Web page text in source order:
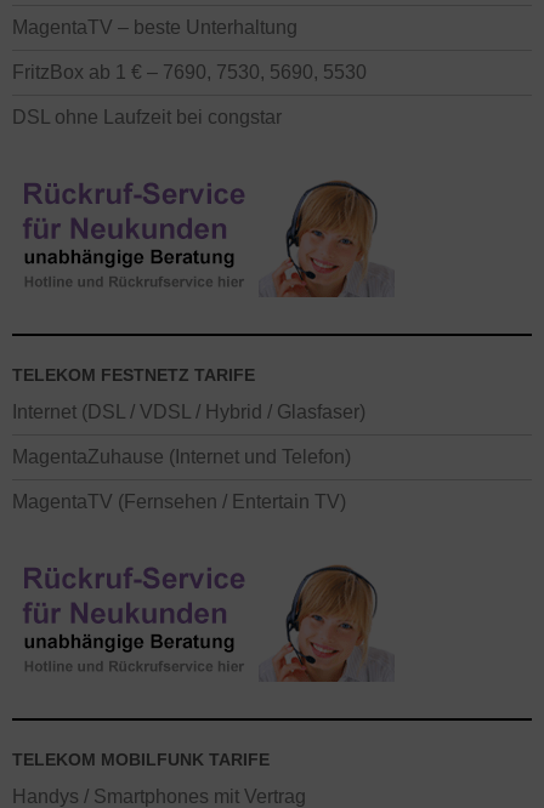
MagentaTV – beste Unterhaltung
FritzBox ab 1 € – 7690, 7530, 5690, 5530
DSL ohne Laufzeit bei congstar
TELEKOM FESTNETZ TARIFE
Internet (DSL / VDSL / Hybrid / Glasfaser)
MagentaZuhause (Internet und Telefon)
MagentaTV (Fernsehen / Entertain TV)
TELEKOM MOBILFUNK TARIFE
Handys / Smartphones mit Vertrag